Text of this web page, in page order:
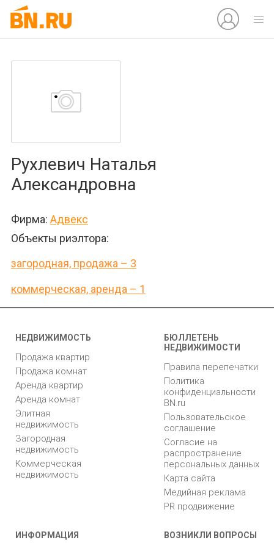
Рухлевич Наталья
Александровна
Фирма: Адвекс
Объекты риэлтора:
загородная, продажа – 3
коммерческая, аренда – 1
НЕДВИЖИМОСТЬ
Продажа квартир
Продажа комнат
Аренда квартир
Аренда комнат
Элитная
недвижимость
Загородная
недвижимость
Коммерческая
недвижимость
БЮЛЛЕТЕНЬ
НЕДВИЖИМОСТИ
Правила перепечатки
Политика
конфиденциальности
BN.ru
Пользовательское
соглашение
Согласие на
распространение
персональных данных
Карта сайта
Медийная реклама
PR продвижение
ИНФОРМАЦИЯ ВОЗНИКЛИ ВОПРОСЫ